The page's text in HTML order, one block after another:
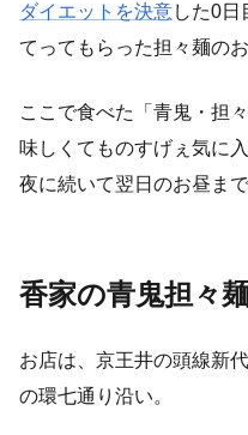
ダイエットを決意した0日
てってもらった担々麺のお
ここで食べた「青鬼・担
味しくてものすげぇ気に
夜に続いて翌日のお昼ま
香家の青鬼担々
お店は、京王井の頭線新
の環七通り沿い。